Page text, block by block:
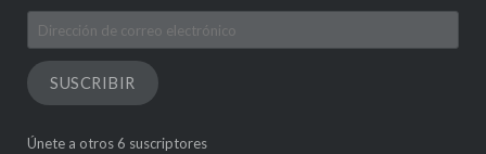
Dirección
de
correo
electrónico
SUSCRIBIR
Únete a otros 6 suscriptores